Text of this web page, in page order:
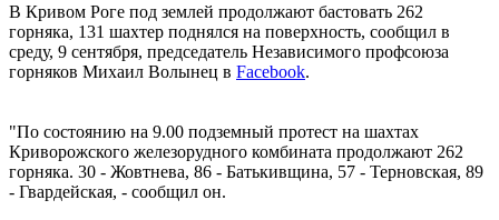
В Кривом Роге под землей продолжают бастовать 262
горняка, 131 шахтер поднялся на поверхность, сообщил в
среду, 9 сентября, председатель Независимого профсоюза
горняков Михаил Волынец в Facebook.
"По состоянию на 9.00 подземный протест на шахтах
Криворожского железорудного комбината продолжают 262
горняка. 30 - Жовтнева, 86 - Батькивщина, 57 - Терновская, 89
- Гвардейская, - сообщил он.